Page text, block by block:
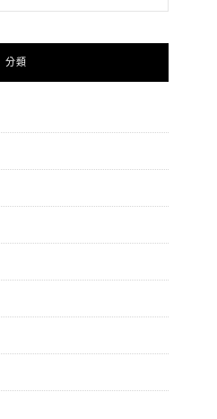
分類